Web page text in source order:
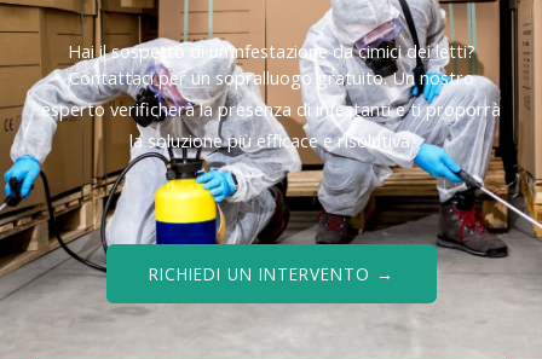
Hai il sospetto di un’infestazione da cimici dei letti?
Contattaci per un sopralluogo gratuito. Un nostro
esperto verificherà la presenza di infestanti e ti proporrà
la soluzione più efficace e risolutiva.
RICHIEDI UN INTERVENTO →